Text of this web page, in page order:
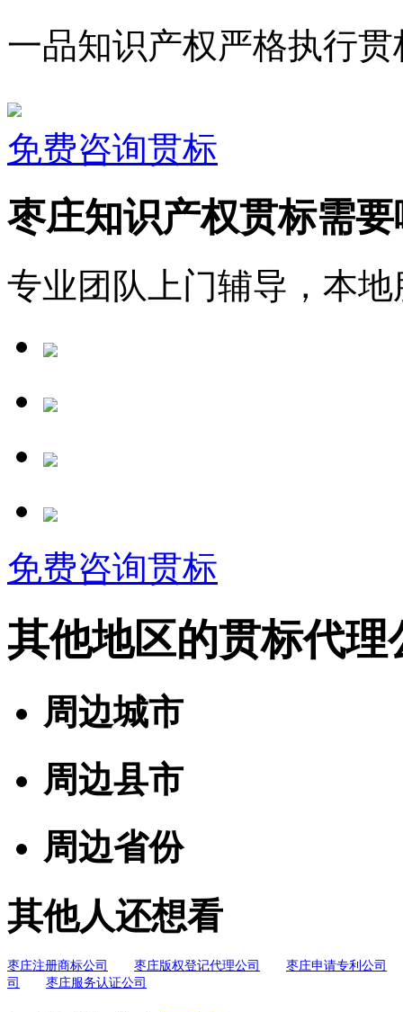
一品知识产权严格执行
免费咨询贯标
枣庄知识产权贯标需
专业团队上门辅导，本
免费咨询贯标
其他地区的贯标代理
周边城市
周边县市
周边省份
其他人还想看
枣庄注册商标公司 枣庄版权登记代理公司
枣庄申请专利公司
司
枣庄服务认证公司